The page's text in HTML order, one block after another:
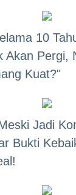
10
Akan Pergi,
Kuat?"
Jadi
Bukti